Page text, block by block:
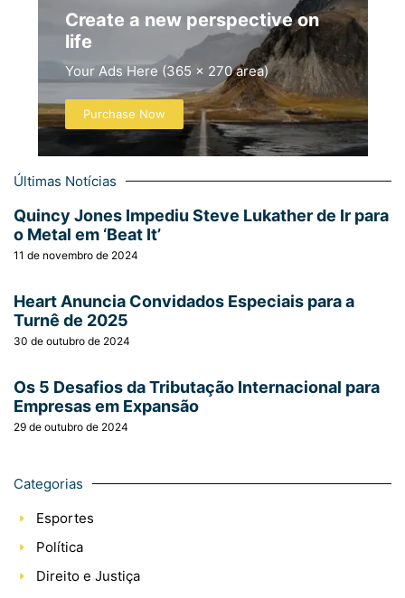
Create a new perspective on
life
Your Ads Here (365 x 270 area)
Purchase Now
Últimas Notícias
Quincy Jones Impediu Steve Lukather de Ir para
o Metal em ‘Beat It’
11 de novembro de 2024
Heart Anuncia Convidados Especiais para a
Turnê de 2025
30 de outubro de 2024
Os 5 Desafios da Tributação Internacional para
Empresas em Expansão
29 de outubro de 2024
Categorias
Esportes
Política
Direito e Justiça